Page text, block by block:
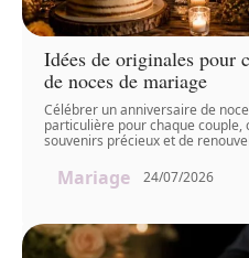
Idées de originales pour
de noces de mariage
Célébrer un anniversaire de
particulière pour chaque
souvenirs précieux et de
Mariage 24/07/2026